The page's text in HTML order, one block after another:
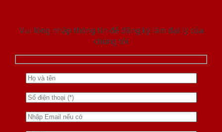
Vui lòng nhập thông tin để đăng ký làm đại lý của
chúng tôi